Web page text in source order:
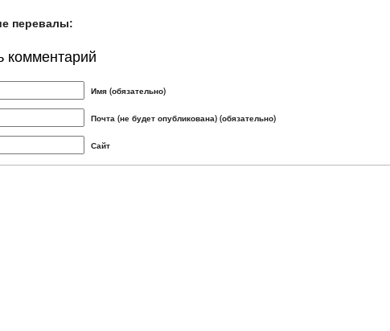
перевалы:
комментарий
Имя (обязательно)
Почта (не будет опубликована) (обязательно)
Сайт